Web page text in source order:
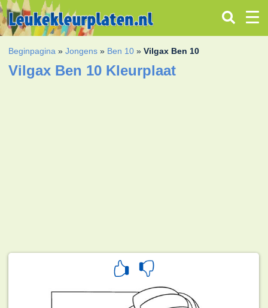
Beginpagina »Jongens » Ben 10 »Vilgax Ben 10
Vilgax Ben 10 Kleurplaat